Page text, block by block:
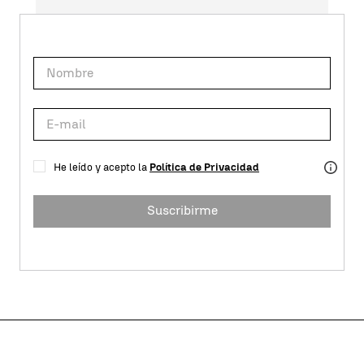
He leído y acepto la Política de Privacidad
Suscribirme